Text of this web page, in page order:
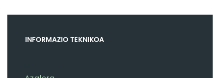
INFORMAZIO TEKNIKOA